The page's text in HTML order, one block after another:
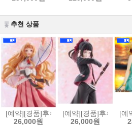
추천 상품
[예약][경품]후류 무츄토 춘하추동 대행
26,000원
[예약][경품]후류 무
26,000원
[예